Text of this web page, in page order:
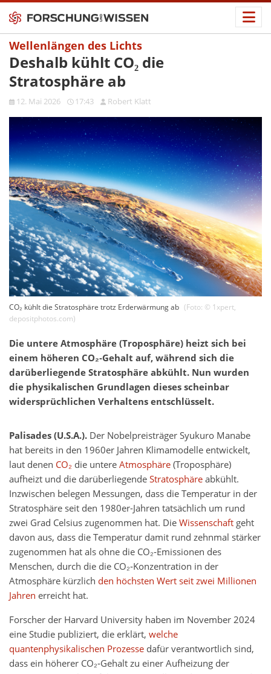
Wellenlängen des Lichts
Deshalb kühlt CO₂ die
Stratosphäre ab
12. Mai 2026 17:43 Robert Klatt
CO₂ kühlt die Stratosphäre trotz Erderwärmung ab (Foto: © 1xpert,
depositphotos.com)
Die untere Atmosphäre (Troposphäre) heizt sich bei
einem höheren CO₂‑Gehalt auf, während sich die
darüberliegende Stratosphäre abkühlt. Nun wurden
die physikalischen Grundlagen dieses scheinbar
widersprüchlichen Verhaltens entschlüsselt.
Palisades (U.S.A.). Der Nobelpreisträger Syukuro Manabe
hat bereits in den 1960er Jahren Klimamodelle entwickelt,
laut denen CO₂ die untereAtmosphäre(Troposphäre)
aufheizt und die darüberliegendeStratosphäreabkühlt.
Inzwischen belegen Messungen, dass die Temperatur in der
Stratosphäre seit den 1980er-Jahren tatsächlich um rund
zwei Grad Celsius zugenommen hat. DieWissenschaftgeht
davon aus, dass die Temperatur damit rund zehnmal stärker
zugenommen hat als ohne die CO₂‑Emissionen des
Menschen, durch die die CO₂‑Konzentration in der
Atmosphäre kürzlich den höchsten Wert seit zwei Millionen
Jahren erreicht hat.
Forscher der Harvard University haben im November 2024
eine Studie publiziert, die erklärt, welche
quantenphysikalischen Prozesse dafür verantwortlich sind,
dass ein höherer CO₂‑Gehalt zu einer Aufheizung der